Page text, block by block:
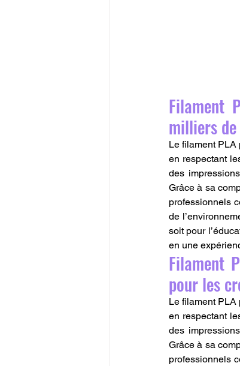
Filament
milliers de
Le filament PLA
en respectant
des
Grâce à sa
professionnels
de
soit pour
en une
Filament
pour les
Le filament PLA
en respectant
des
Grâce à sa
professionnels